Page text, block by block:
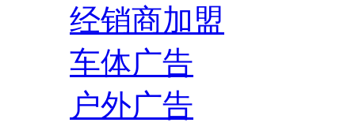
经销商加盟
车体广告
户外广告